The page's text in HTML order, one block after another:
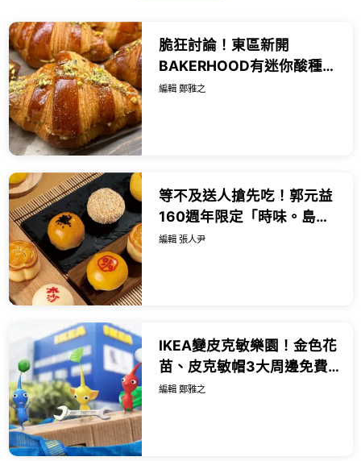
脆狂討論！東區新開
BAKERHOOD有迷你酸種麵
包，買一送一、150元麵包
編輯 鄭雅之
等不及送人搶先吃！郭元益
160週年限定「時味。島嶼
Taste of Time」，中秋送
編輯 張人尹
IKEA變皮克敏樂園！金色花
苗、皮克敏帽3大周邊免費
送，吹冷氣種花很推。
編輯 鄭雅之